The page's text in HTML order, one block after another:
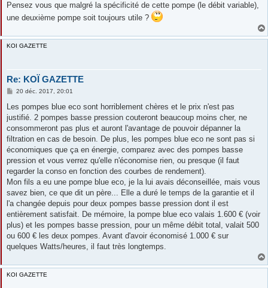
Pensez vous que malgré la spécificité de cette pompe (le débit variable),
une deuxième pompe soit toujours utile ?
KOI GAZETTE
Re: KOÏ GAZETTE
M
s
a
g
20 déc. 2017, 20:01
Les pompes blue eco sont horriblement chères et le prix n'est pas
justifié. 2 pompes basse pression couteront beaucoup moins cher, ne
consommeront pas plus et auront l'avantage de pouvoir dépanner la
filtration en cas de besoin. De plus, les pompes blue eco ne sont pas si
économiques que ça en énergie, comparez avec des pompes basse
pression et vous verrez qu'elle n'économise rien, ou presque (il faut
regarder la conso en fonction des courbes de rendement).
Mon fils a eu une pompe blue eco, je la lui avais déconseillée, mais vous
savez bien, ce que dit un père... Elle a duré le temps de la garantie et il
l'a changée depuis pour deux pompes basse pression dont il est
entièrement satisfait. De mémoire, la pompe blue eco valais 1.600 € (voir
plus) et les pompes basse pression, pour un même débit total, valait 500
ou 600 € les deux pompes. Avant d'avoir économisé 1.000 € sur
quelques Watts/heures, il faut très longtemps.
KOI GAZETTE